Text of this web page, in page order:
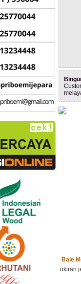
Bale
ukiran